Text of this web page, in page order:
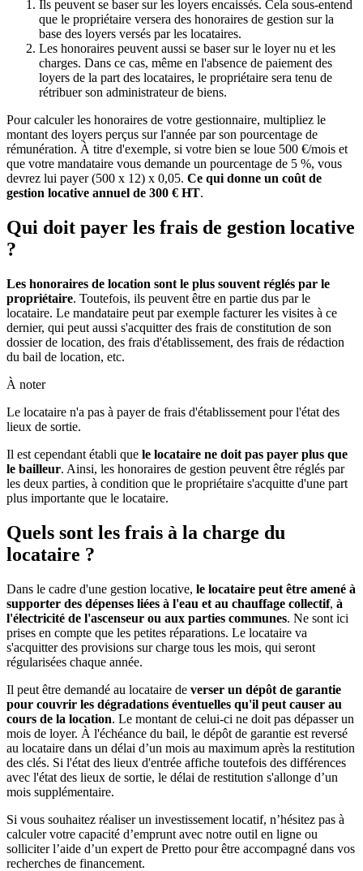
Ils peuvent se baser sur les loyers encaissés. Cela sous-entend
que le propriétaire versera des honoraires de gestion sur la
base des loyers versés par les locataires.
Les honoraires peuvent aussi se baser sur le loyer nu et les
charges. Dans ce cas, même en l'absence de paiement des
loyers de la part des locataires, le propriétaire sera tenu de
rétribuer son administrateur de biens.
Pour calculer les honoraires de votre gestionnaire, multipliez le
montant des loyers perçus sur l'année par son pourcentage de
rémunération. À titre d'exemple, si votre bien se loue 500 €/mois et
que votre mandataire vous demande un pourcentage de 5 %, vous
devrez lui payer (500 x 12) x 0,05. Ce qui donne un coût de
gestion locative annuel de 300 € HT.
Qui doit payer les frais de gestion locative
?
Les honoraires de location sont le plus souvent réglés par le
propriétaire. Toutefois, ils peuvent être en partie dus par le
locataire. Le mandataire peut par exemple facturer les visites à ce
dernier, qui peut aussi s'acquitter des frais de constitution de son
dossier de location, des frais d'établissement, des frais de rédaction
du bail de location, etc.
À noter
Le locataire n'a pas à payer de frais d'établissement pour l'état des
lieux de sortie.
Il est cependant établi que le locataire ne doit pas payer plus que
le bailleur. Ainsi, les honoraires de gestion peuvent être réglés par
les deux parties, à condition que le propriétaire s'acquitte d'une part
plus importante que le locataire.
Quels sont les frais à la charge du
locataire ?
Dans le cadre d'une gestion locative, le locataire peut être amené à
supporter des dépenses liées à l'eau et au chauffage collectif, à
l'électricité de l'ascenseur ou aux parties communes. Ne sont ici
prises en compte que les petites réparations. Le locataire va
s'acquitter des provisions sur charge tous les mois, qui seront
régularisées chaque année.
Il peut être demandé au locataire de verser un dépôt de garantie
pour couvrir les dégradations éventuelles qu'il peut causer au
cours de la location. Le montant de celui-ci ne doit pas dépasser un
mois de loyer. À l'échéance du bail, le dépôt de garantie est reversé
au locataire dans un délai d’un mois au maximum après la restitution
des clés. Si l'état des lieux d'entrée affiche toutefois des différences
avec l'état des lieux de sortie, le délai de restitution s'allonge d’un
mois supplémentaire.
Si vous souhaitez réaliser un investissement locatif, n’hésitez pas à
calculer votre capacité d’emprunt avec notre outil en ligne ou
solliciter l’aide d’un expert de Pretto pour être accompagné dans vos
recherches de financement.